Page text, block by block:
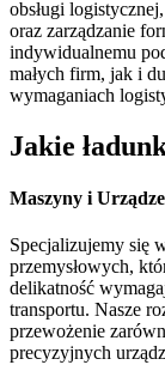
obsługi
oraz zarządzanie
indywidualnemu
małych firm, jak i
wymaganiach
Jakie
Maszyny i
Specjalizujemy się
przemysłowych,
delikatność
transportu. Nasze
przewożenie
precyzyjnych